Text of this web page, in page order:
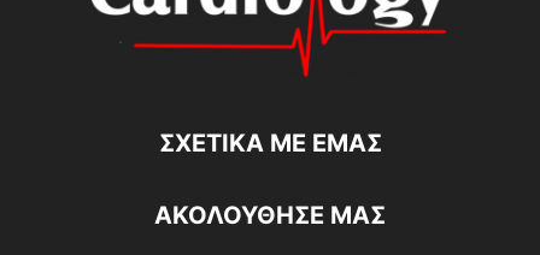
ΣΧΕΤΙΚΆ ΜΕ ΕΜΆΣ
ΑΚΟΛΟΥΘΗΣΕ ΜΑΣ